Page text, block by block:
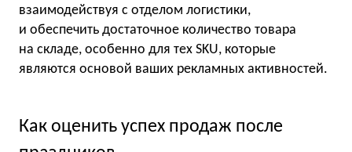
взаимодействуя с отделом логистики,
и обеспечить достаточное количество товара
на складе, особенно для тех SKU, которые
являются основой ваших рекламных активностей.
Как оценить успех продаж после